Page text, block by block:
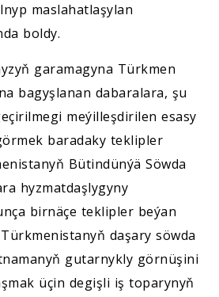
maslahatlaşylan
boldy.
garamagyna Türkmen
bagyşlanan dabaralara, şu
meýilleşdirilen esasy
baradaky teklipler
Bütindünýä Söwda
hyzmatdaşlygyny
birnäçe teklipler beýan
daşary söwda
gutarnykly görnüşini
üçin degişli iş toparynyň